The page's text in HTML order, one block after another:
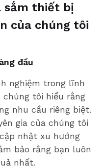
sắm thiết bị
của chúng tôi
đầu
nghiệm trong lĩnh
chúng tôi hiểu rằng
nhu cầu riêng biệt.
gia của chúng tôi
nhật xu hướng
bảo rằng bạn luôn
nhất.